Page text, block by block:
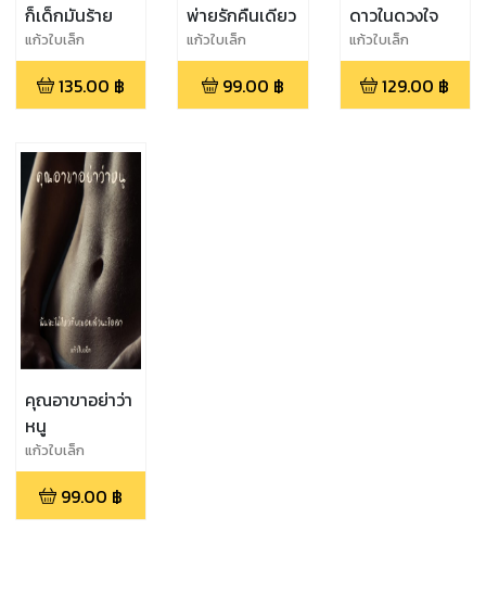
ก็เด็กมันร้าย
แก้วใบเล็ก
135.00 ฿
พ่ายรักคืนเดียว
แก้วใบเล็ก
99.00 ฿
ดาวในดวงใจ
แก้วใบเล็ก
129.00 ฿
คุณอาขาอย่าว่า
หนู
แก้วใบเล็ก
99.00 ฿